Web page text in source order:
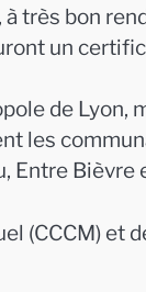
très bon
un
de Lyon,
les
Entre Bièvre
(CCCM) et